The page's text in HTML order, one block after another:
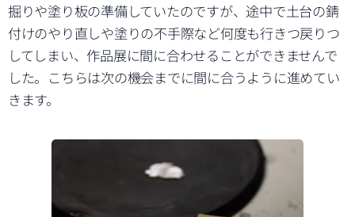
掘りや塗り板の準備していたのですが、途中で土台の錆
付けのやり直しや塗りの不手際など何度も行きつ戻りつ
してしまい、作品展に間に合わせることができませんで
した。こちらは次の機会までに間に合うように進めてい
きます。